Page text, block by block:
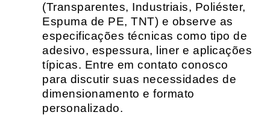
(Transparentes, Industriais, Poliéster,
Espuma de PE, TNT) e observe as
especificações técnicas como tipo de
adesivo, espessura, liner e aplicações
típicas. Entre em contato conosco
para discutir suas necessidades de
dimensionamento e formato
personalizado.